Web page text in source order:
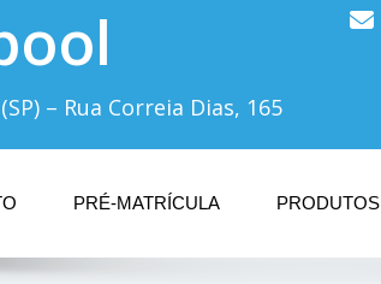
– Rua Correia Dias, 165
PRÉ-MATRÍCULA PRODUTOS